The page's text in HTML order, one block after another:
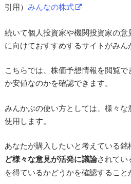
引用） みんなの株式
続いて個人投資家や機関投資家の
に向けておすすめするサイトがみん
こちらでは、株価予想情報を閲覧
か安値なのかを確認できます。
みんかぶの使い方としては、様々
使用します。
あなたが購入したいと考えている銘
ど様々な意見が活発に議論されてい
を得ているかどうかを確認すること